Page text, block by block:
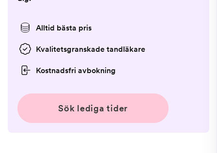
Alltid bästa pris
Kvalitetsgranskade tandläkare
Kostnadsfri avbokning
Sök lediga tider